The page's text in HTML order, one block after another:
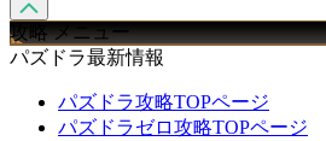
攻略 メニュー
パズドラ最新情報
パズドラ攻略TOPページ
パズドラゼロ攻略TOPページ